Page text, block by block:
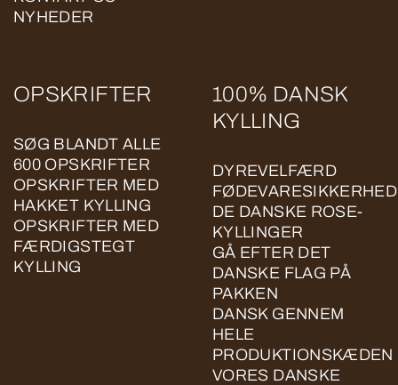
NYHEDER
OPSKRIFTER
SØG BLANDT ALLE
600 OPSKRIFTER
OPSKRIFTER MED
HAKKET KYLLING
OPSKRIFTER MED
FÆRDIGSTEGT
KYLLING
100% DANSK
KYLLING
DYREVELFÆRD
FØDEVARESIKKERHED
DE DANSKE ROSE-
KYLLINGER
GÅ EFTER DET
DANSKE FLAG PÅ
PAKKEN
DANSK GENNEM
HELE
PRODUKTIONSKÆDEN
VORES DANSKE